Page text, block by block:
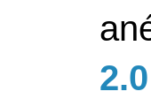
2.0